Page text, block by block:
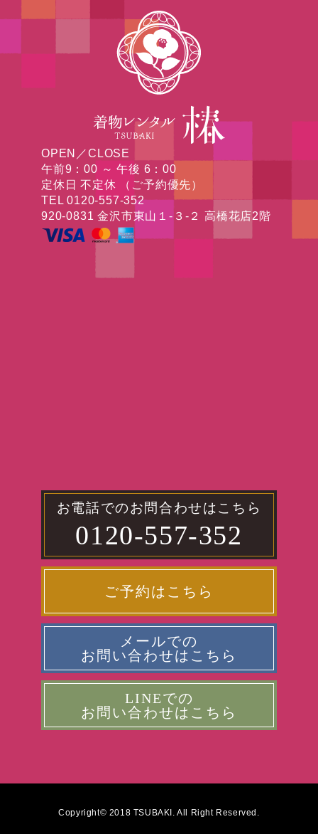
OPEN／CLOSE
午前9：00 ～ 午後 6：00
定休日 不定休 （ご予約優先）
TEL 0120-557-352
920-0831 金沢市東山１-３-２ 高橋花店2階
お電話でのお問合わせはこちら
0120-557-352
ご予約はこちら
メールでの
お問い合わせはこちら
LINEでの
お問い合わせはこちら
Copyright© 2018 TSUBAKI. All Right Reserved.